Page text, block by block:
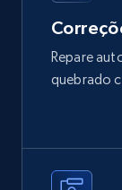
Repare
quebrado